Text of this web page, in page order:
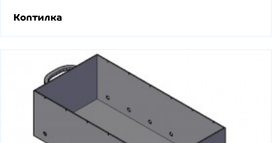
Коптилка